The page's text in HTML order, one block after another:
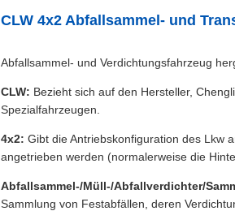
CLW 4x2 Abfallsammel- und
Abfallsammel- und Verdichtungsfahrzeug
CLW: Bezieht sich auf den Hersteller,
Spezialfahrzeugen.
4x2: Gibt die Antriebskonfiguration des Lkw
angetrieben werden (normalerweise die
Abfallsammel-/Müll-/Abfallverdichter/
Sammlung von Festabfällen, deren